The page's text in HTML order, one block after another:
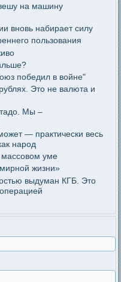
на машину
вновь набирает силу
пользования
победил в войне"
Это не валюта и
Мы –
— практически весь
народ
уме
жизни»
выдуман КГБ. Это